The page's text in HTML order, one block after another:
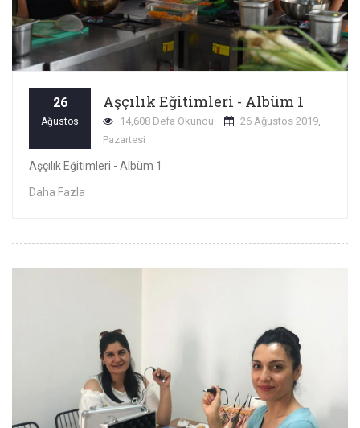
26
Ağustos
Aşçılık Eğitimleri - Albüm 1
14,608 Defa Okundu
26 Ağustos 2019,
Pazartesi
Aşçılık Eğitimleri - Albüm 1
Daha Fazla